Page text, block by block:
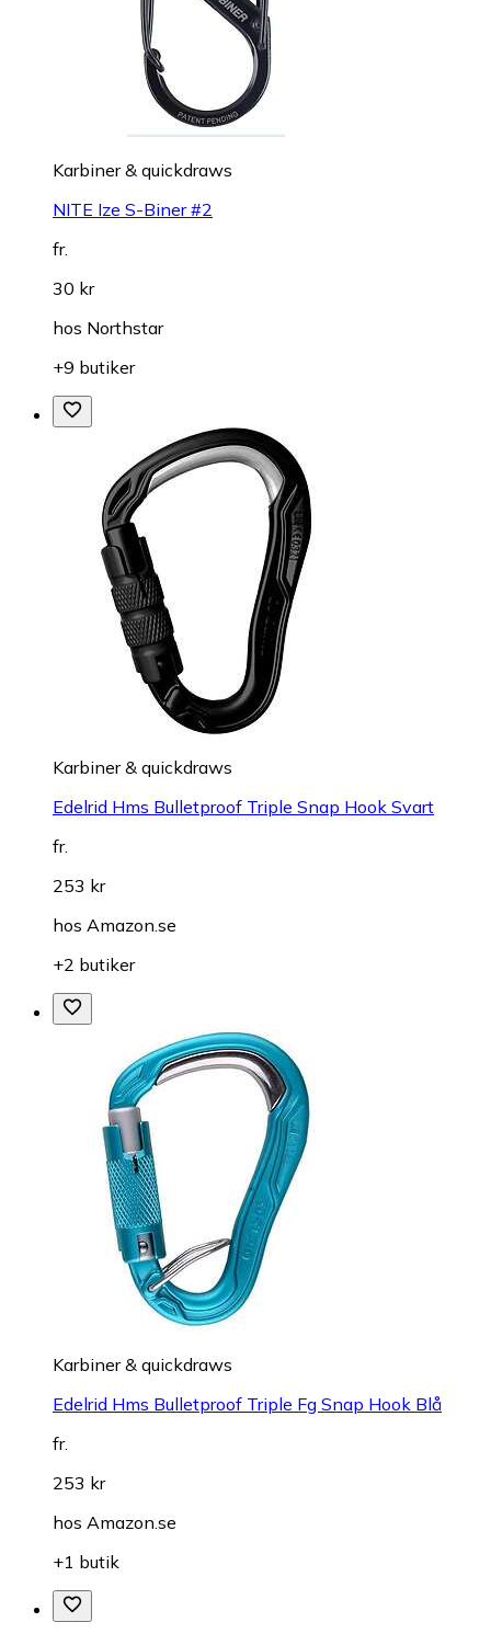
Karbiner & quickdraws
NITE Ize S-Biner #2
fr.
30 kr
hos Northstar
+9 butiker
Karbiner & quickdraws
Edelrid Hms Bulletproof Triple Snap Hook Svart
fr.
253 kr
hos Amazon.se
+2 butiker
Karbiner & quickdraws
Edelrid Hms Bulletproof Triple Fg Snap Hook Blå
fr.
253 kr
hos Amazon.se
+1 butik